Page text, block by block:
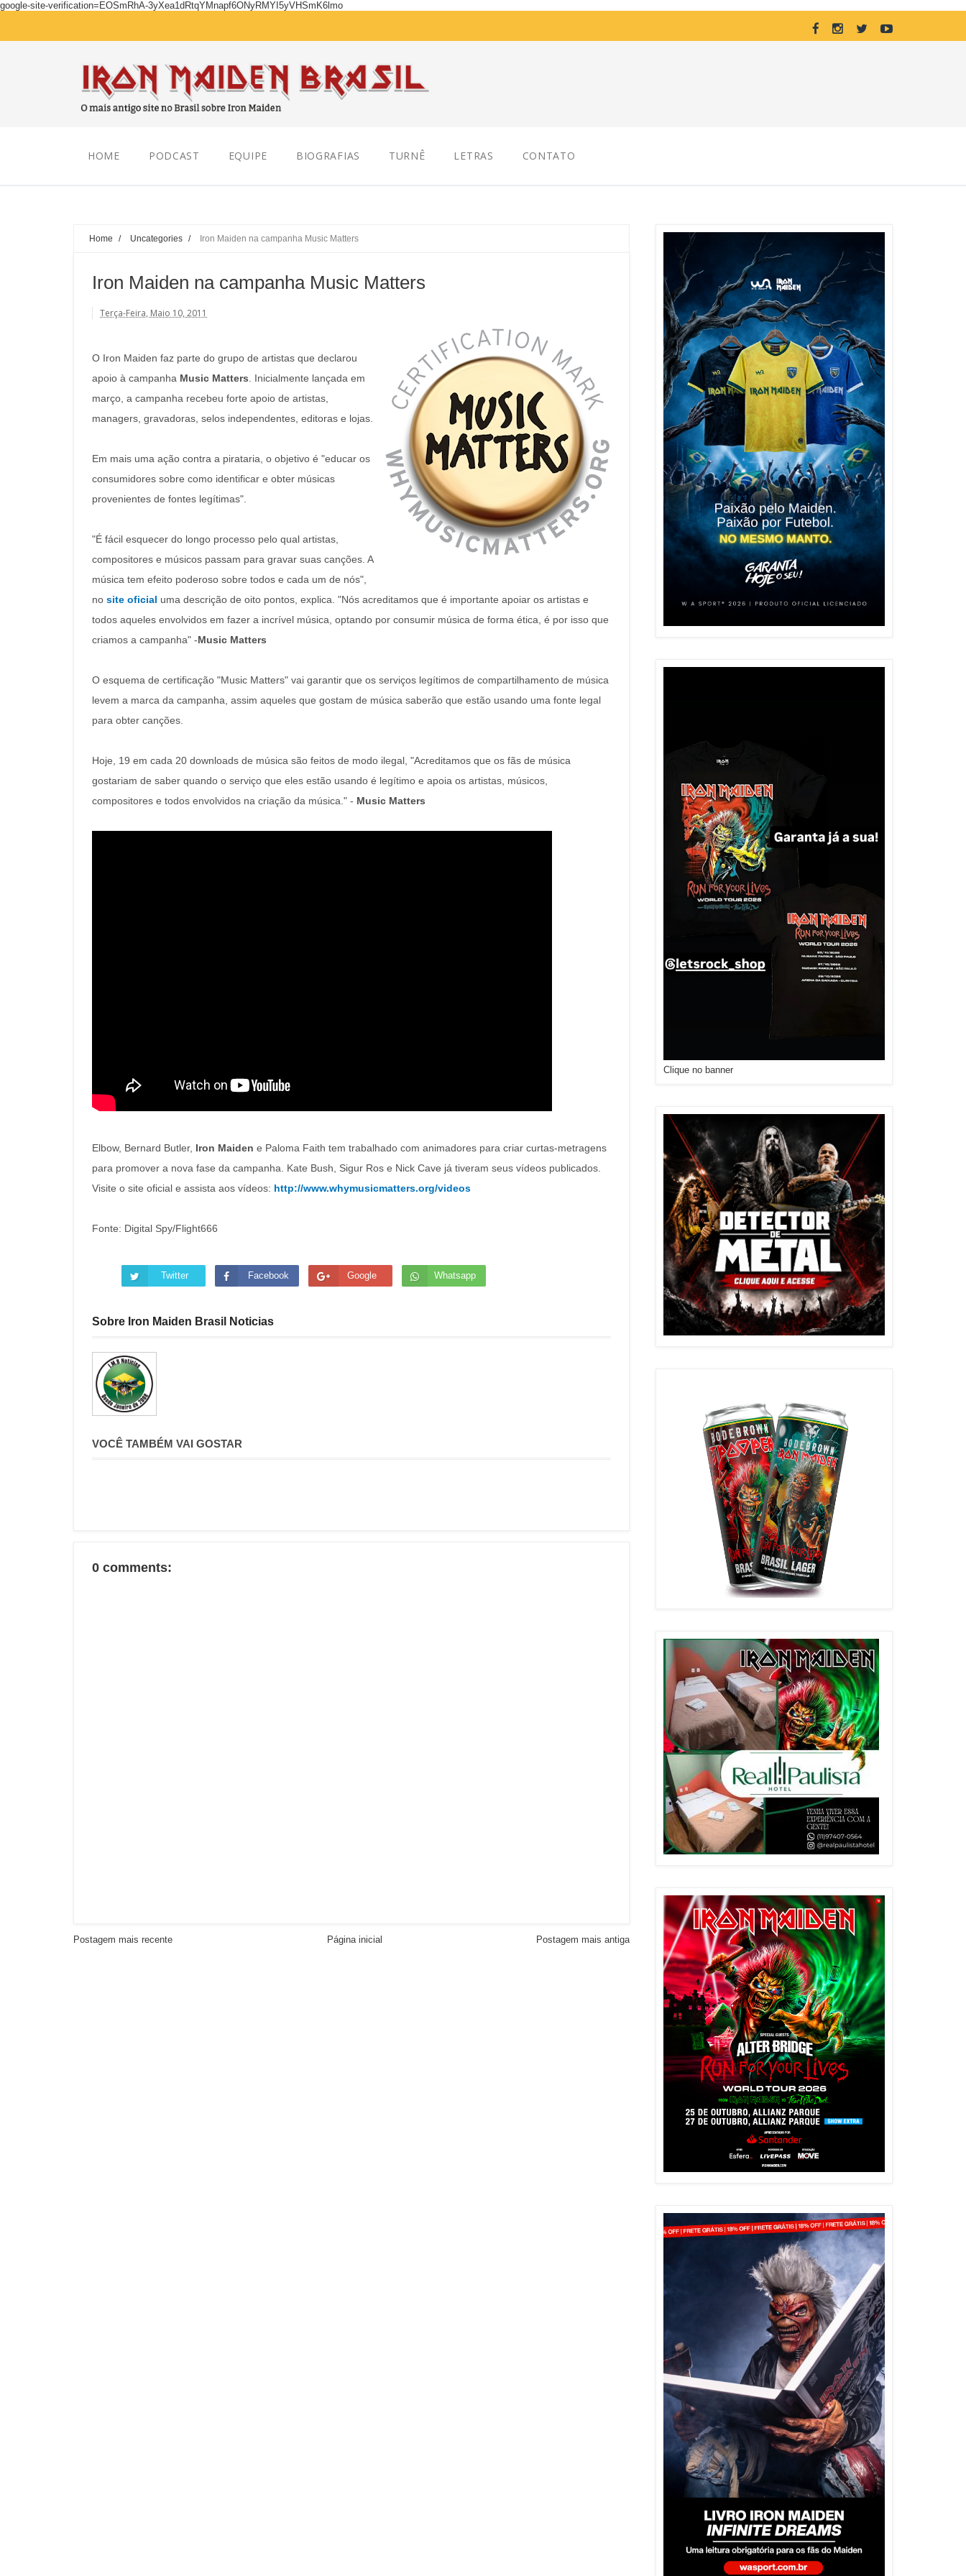
google-site-verification=EOSmRhA-3yXea1dRtqYMnapf6ONyRMYI5yVHSmK6lmo
HOME PODCAST EQUIPE BIOGRAFIAS TURNÊ LETRAS CONTATO
Home / Uncategories / Iron Maiden na campanha Music Matters
Iron Maiden na campanha Music Matters
Terça-Feira, Maio 10, 2011
O Iron Maiden faz parte do grupo de artistas que declarou
apoio à campanha Music Matters . Inicialmente lançada em
março, a campanha recebeu forte apoio de artistas,
managers, gravadoras, selos independentes, editoras e lojas.
Em mais uma ação contra a pirataria, o objetivo é "educar os
consumidores sobre como identificar e obter músicas
provenientes de fontes legítimas".
"É fácil esquecer do longo processo pelo qual artistas,
compositores e músicos passam para gravar suas canções. A
música tem efeito poderoso sobre todos e cada um de nós",
no site oficial uma descrição de oito pontos, explica. "Nós acreditamos que é importante apoiar os artistas e
todos aqueles envolvidos em fazer a incrível música, optando por consumir música de forma ética, é por isso que
criamos a campanha" -Music Matters
O esquema de certificação "Music Matters" vai garantir que os serviços legítimos de compartilhamento de música
levem a marca da campanha, assim aqueles que gostam de música saberão que estão usando uma fonte legal
para obter canções.
Hoje, 19 em cada 20 downloads de música são feitos de modo ilegal, "Acreditamos que os fãs de música
gostariam de saber quando o serviço que eles estão usando é legítimo e apoia os artistas, músicos,
compositores e todos envolvidos na criação da música." - Music Matters
Elbow, Bernard Butler, Iron Maiden e Paloma Faith tem trabalhado com animadores para criar curtas-metragens
para promover a nova fase da campanha. Kate Bush, Sigur Ros e Nick Cave já tiveram seus vídeos publicados.
Visite o site oficial e assista aos vídeos: http://www.whymusicmatters.org/videos
Fonte: Digital Spy/Flight666
Twitter Facebook Google Whatsapp
Sobre Iron Maiden Brasil Noticias
VOCÊ TAMBÉM VAI GOSTAR
0 comments:
Postagem mais recente Postagem mais antiga
Página inicial
Clique no banner